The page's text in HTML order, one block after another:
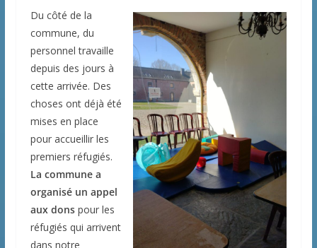
Du côté de la
commune, du
personnel travaille
depuis des jours à
cette arrivée. Des
choses ont déjà été
mises en place
pour accueillir les
premiers réfugiés.
La commune a
organisé un appel
aux donspour les
réfugiés qui arrivent
dans notre